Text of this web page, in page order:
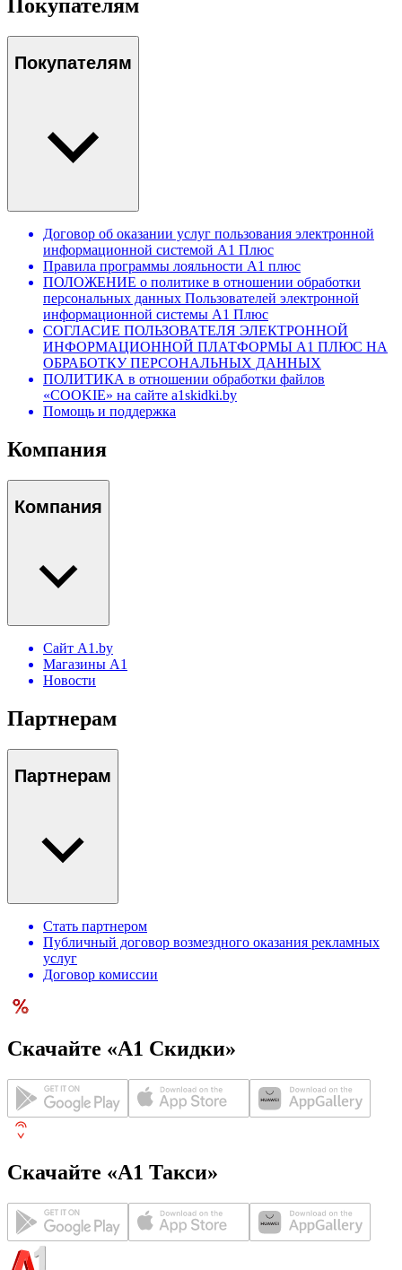
Покупателям
Покупателям
Договор об оказании услуг пользования электронной
информационной системой А1 Плюс
Правила программы лояльности А1 плюс
ПОЛОЖЕНИЕ о политике в отношении обработки
персональных данных Пользователей электронной
информационной системы А1 Плюс
СОГЛАСИЕ ПОЛЬЗОВАТЕЛЯ ЭЛЕКТРОННОЙ
ИНФОРМАЦИОННОЙ ПЛАТФОРМЫ А1 ПЛЮС НА
ОБРАБОТКУ ПЕРСОНАЛЬНЫХ ДАННЫХ
ПОЛИТИКА в отношении обработки файлов
«COOKIE» на сайте a1skidki.by
Помощь и поддержка
Компания
Компания
Сайт A1.by
Магазины А1
Новости
Партнерам
Партнерам
Стать партнером
Публичный договор возмездного оказания рекламных
услуг
Договор комиссии
Скачайте «А1 Скидки»
Скачайте «А1 Такси»